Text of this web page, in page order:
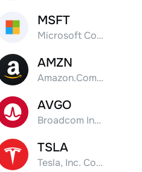
MSFT
Microsoft Corp
AMZN
Amazon.Com Inc
AVGO
Broadcom Inc. Common Stock
TSLA
Tesla, Inc. Common Stock